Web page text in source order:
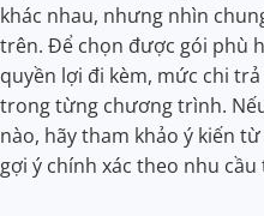
khác nhau, nhưng nhìn
trên. Để chọn được gói phù
quyền lợi đi kèm, mức chi
trong từng chương trình.
nào, hãy tham khảo ý kiến
gợi ý chính xác theo nhu